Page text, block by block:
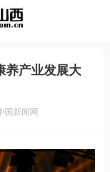
养产业发展大
国新闻网